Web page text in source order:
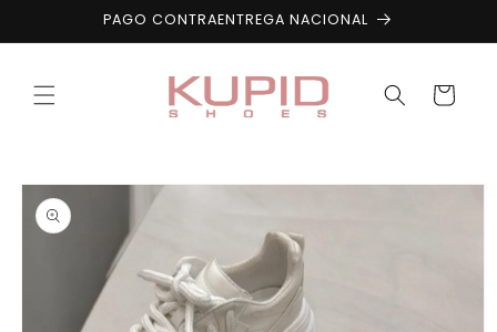
directamente
al contenido
PAGO CONTRAENTREGA NACIONAL
Carrito
directamente
a la
información
del producto